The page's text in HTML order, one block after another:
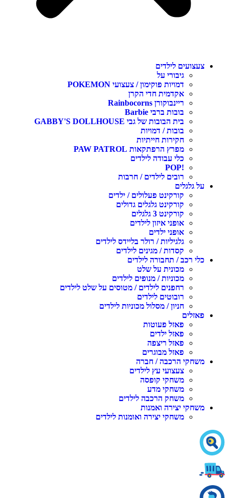
צעצועים לילדים
גיבורי על
דמויות פוקימון / צעצועי POKEMON
אקדמית חדי הקרן
ריינבוקורן Rainbocorns
בובות ברבי Barbie
בית הבובות של גבי GABBY'S DOLLHOUSE
בובות / דמויות
חקירות חייתיות
מפרץ הרפתקאות PAW PATROL
כלי עבודה לילדים
!POP
רובים לילדים / חרבות
על גלגלים
קורקינט פעלולים / ילדים
קורקינט גלגלים גדולים
קורקינט 3 גלגלים
אופני איזון לילדים
אופני ילדים
גלגיליות / רולר בליידס לילדים
קסדות / מגינים לילדים
כלי רכב / תחבורה לילדים
מכונית על שלט
מכוניות / מנופים לילדים
רחפנים לילדים / מטוסים על שלט לילדים
רובוטים לילדים
חניון / מסלול מכוניות לילדים
פאזלים
פאזל פעוטות
פאזל ילדים
פאזל ריצפה
פאזל מבוגרים
משחקי הרכבה / חברה
צעצועי עץ לילדים
משחקי קופסה
משחקי מדע
משחק הרכבה לילדים
משחקי יצירה ואמנות
משחקי יצירה ואומנות לילדים